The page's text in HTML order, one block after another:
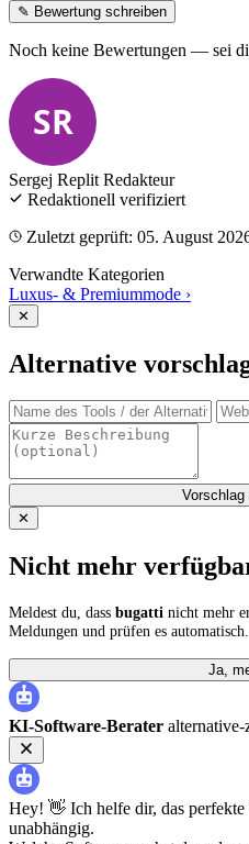
✎ Bewertung schreiben
Noch keine Bewertungen — sei
SR
Sergej Replit Redakteur
Redaktionell verifiziert
Zuletzt geprüft: 05. August
Verwandte Kategorien
Luxus- & Premiummode ›
✕
Alternative
Vorschlag
✕
Nicht mehr
Meldest du, dass bugatti nicht mehr
Meldungen und prüfen es automatisch.
Ja,
KI-Software-Berater alternative-
Hey! 👋 Ich helfe dir, das
unabhängig.